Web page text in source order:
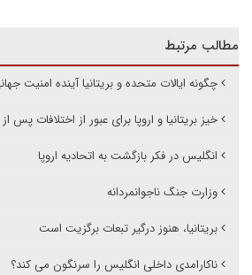
مطالب مرتبط
چگونه ایالات متحده و بریتانیا آینده امنیت
خیز بریتانیا و اروپا برای عبور از اختلافات پس
انگلیس در فکر بازگشت به اتحادیه اروپا
وزارت جنگ ناجوانمردانه
بریتانیا، هنوز درگیر تبعات برگزیت است
ناکارامدی داخلی انگلیس را سرنگون می کند؟